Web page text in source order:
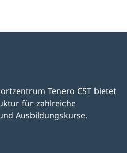
Tenero CST bietet
für zahlreiche
Ausbildungskurse.